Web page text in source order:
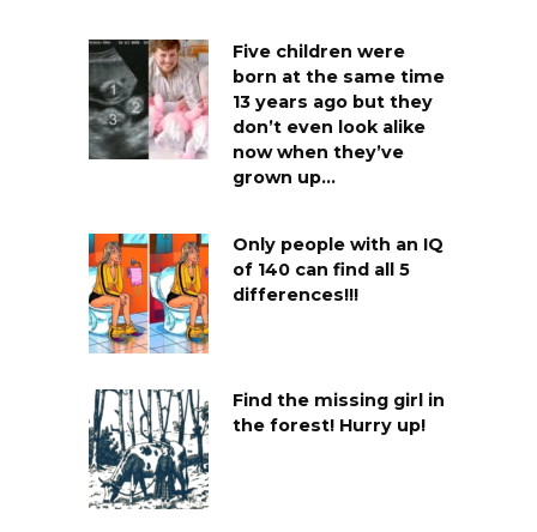
Five children were
born at the same time
13 years ago but they
don’t even look alike
now when they’ve
grown up…
Only people with an IQ
of 140 can find all 5
differences!!!
Find the missing girl in
the forest! Hurry up!